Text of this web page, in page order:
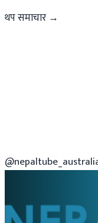
थप समाचार →